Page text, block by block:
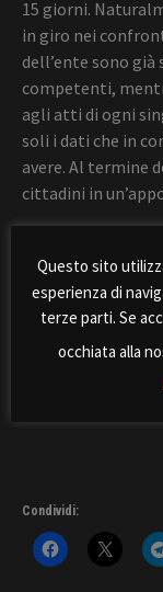
15 giorni.
in giro nei
dell’ente sono
competenti,
agli atti di ogni
soli i dati che in
avere. Al termine
cittadini in
Condividi:
Questo sito
esperienza di
terze parti. Se
occhiata alla